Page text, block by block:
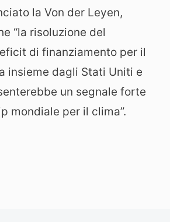
la Von der Leyen,
“la risoluzione del
di finanziamento per il
insieme dagli Stati Uniti e
un segnale forte
mondiale per il clima”.